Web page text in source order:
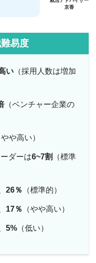
京香
易度
い （採用人数は増加
（ベンチャー企業の
やや高い）
ダーは6~7割
（標準
26％ （標準的）
17％ （やや高い）
5% （低い）